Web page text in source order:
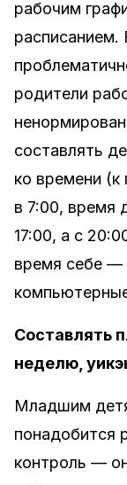
рабочим
расписанием.
родители
составлять
ко времени
в 7:00, время
17:00, а с
время себе —
Составлять
неделю,
Младшим
понадобится
контроль —